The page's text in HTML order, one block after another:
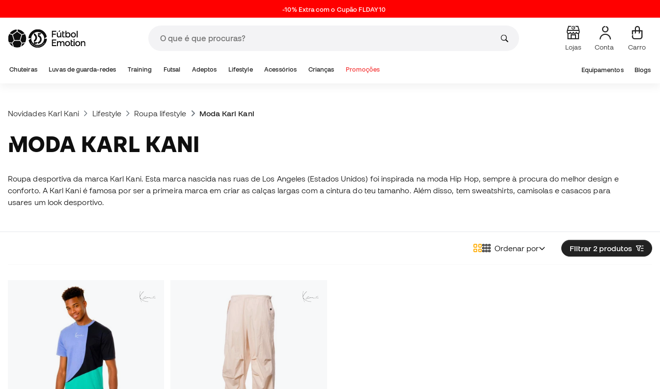
-10% Extra com o Cupão FLDAY10
Lojas Conta Carro
Chuteiras Luvas de guarda-redes Training Futsal Adeptos Lifestyle Acessórios Crianças Promoções Equipamentos Blogs
Novidades Karl Kani Lifestyle Roupa lifestyle Moda Karl Kani
MODA KARL KANI
Roupa desportiva da marca Karl Kani. Esta marca nascida nas ruas de Los Angeles (Estados Unidos) foi inspirada na moda Hip Hop, sempre à procura do melhor design e
conforto. A Karl Kani é famosa por ser a primeira marca em criar as calças largas com a cintura do teu tamanho. Além disso, tem sweatshirts, camisolas e casacos para
usares um look desportivo.
Filtrar 2 produtos
Ordenar por